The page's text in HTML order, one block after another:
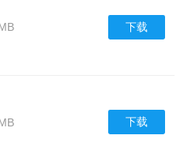
下载
下载